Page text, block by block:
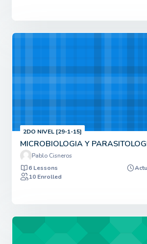
2DO NIVEL [29-1-15]
MICROBIOLOGIA Y
Pablo Cisneros
6 Lessons
10 Enrolled